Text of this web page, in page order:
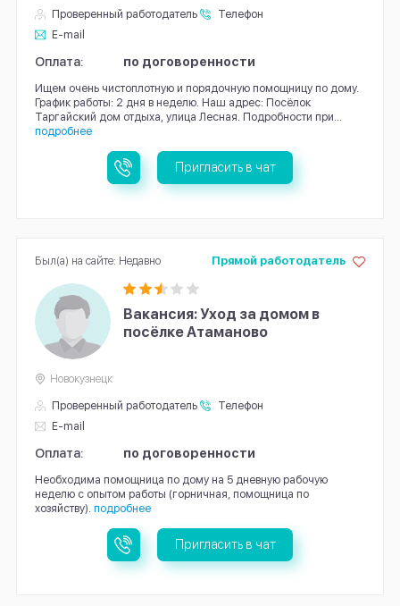
Проверенный работодатель
Телефон
E-mail
Оплата: по договоренности
Ищем очень чистоплотную и порядочную помощницу по дому.
График работы: 2 дня в неделю. Наш адрес: Посёлок
Таргайский дом отдыха, улица Лесная. Подробности при...
подробнее
Пригласить в чат
Вакансия: Уход за домом в
посёлке Атаманово
Проверенный работодатель
Телефон
E-mail
Прямой работодатель
Новокузнецк
Оплата: по договоренности
Необходима помощница по дому на 5 дневную рабочую
неделю с опытом работы (горничная, помощница по
хозяйству). подробнее
Был(а) на сайте: Недавно
Пригласить в чат